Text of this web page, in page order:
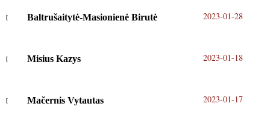
Baltrušaitytė-Masionienė Birutė 2023-01-28
Misius Kazys 2023-01-18
Mačernis Vytautas 2023-01-17